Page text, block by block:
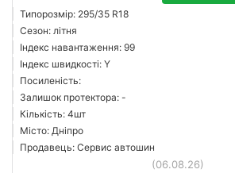
Типорозмір: 295/35 R18
Сезон: літня
Індекс навантаження: 99
Індекс швидкості: Y
Посиленість:
Залишок протектора: -
Кількість: 4шт
Місто: Дніпро
Продавець: Сервис автошин
(06.08.26)